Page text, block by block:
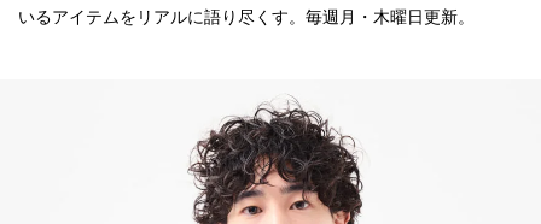
いるアイテムをリアルに語り尽くす。毎週月・木曜日更新。